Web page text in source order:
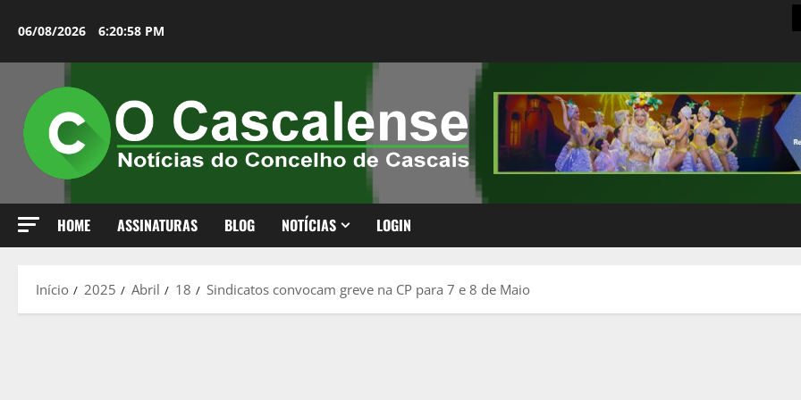
para06/08/2026 6:20:59 PM
HOME ASSINATURAS BLOG NOTÍCIAS LOGIN
Início 2025 Abril 18 Sindicatos convocam greve na CP para 7 e 8 de Maio